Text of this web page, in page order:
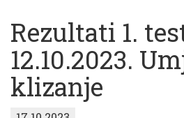
Rezultati 1.
12.10.2023.
klizanje